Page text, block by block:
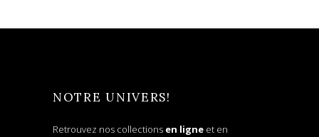
NOTRE UNIVERS!
Retrouvez nos collections en ligne et en